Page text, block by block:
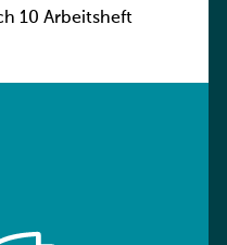
10 Arbeitsheft